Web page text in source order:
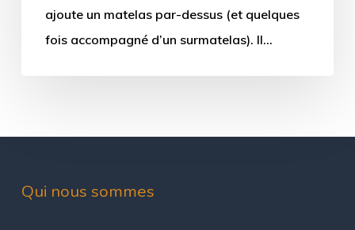
ajoute un matelas par-dessus (et quelques
fois accompagné d’un surmatelas). Il…
Qui nous sommes